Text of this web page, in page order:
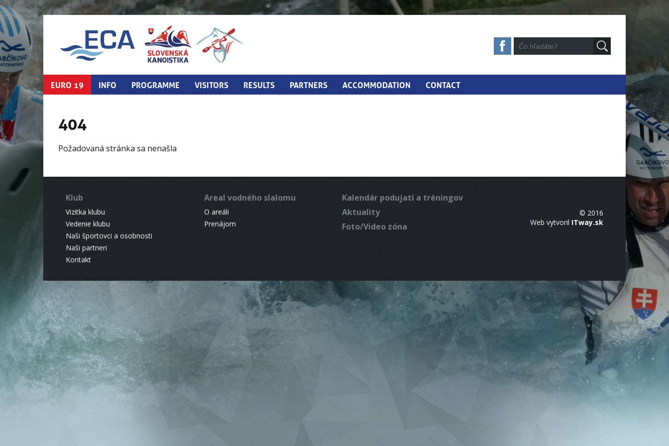
EURO 19 INFO PROGRAMME VISITORS RESULTS PARTNERS ACCOMMODATION CONTACT
404
Požadovaná stránka sa nenašla
Klub
Vizitka klubu
Vedenie klubu
Naši športovci a osobnosti
Naši partneri
Kontakt
Areal vodného slalomu
O areáli
Prenájom
Kalendár podujatí a tréningov
Aktuality
Foto/Video zóna
© 2016
Web vytvoril ITway.sk